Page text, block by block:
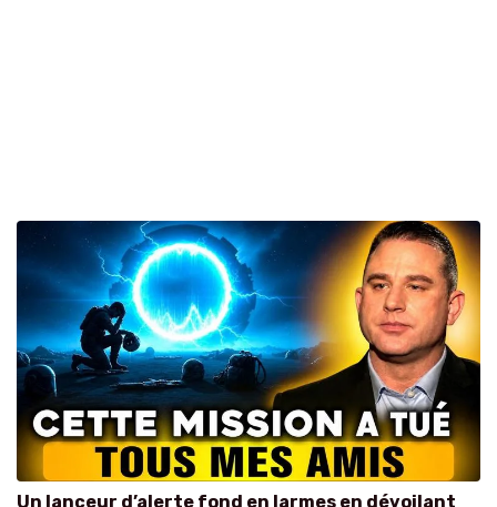
Un lanceur d’alerte fond en larmes en dévoilant